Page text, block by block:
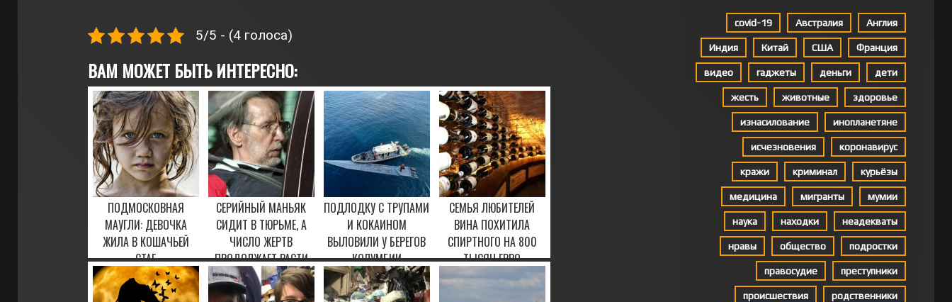
5/5 - (4 голоса)
ВАМ МОЖЕТ БЫТЬ ИНТЕРЕСНО:
ПОДМОСКОВНАЯ
МАУГЛИ: ДЕВОЧКА
ЖИЛА В КОШАЧЬЕЙ
СТАЕ
24 МАРТА, 2021
СЕРИЙНЫЙ МАНЬЯК
СИДИТ В ТЮРЬМЕ, А
ЧИСЛО ЖЕРТВ
ПРОДОЛЖАЕТ РАСТИ
17 ФЕВРАЛЯ, 2021
ПОДЛОДКУ С ТРУПАМИ
И КОКАИНОМ
ВЫЛОВИЛИ У БЕРЕГОВ
КОЛУМБИИ
15 МАРТА, 2023
СЕМЬЯ ЛЮБИТЕЛЕЙ
ВИНА ПОХИТИЛА
СПИРТНОГО НА 800
ТЫСЯЧ ЕВРО
31 ЯНВАРЯ, 2021
covid-19 Австралия Англия
Индия Китай США Франция
видео гаджеты деньги дети
жесть животные здоровье
изнасилование инопланетяне
исчезновения коронавирус
кражи криминал курьёзы
медицина мигранты мумии
наука находки неадекваты
нравы общество подростки
правосудие преступники
происшествия родственники